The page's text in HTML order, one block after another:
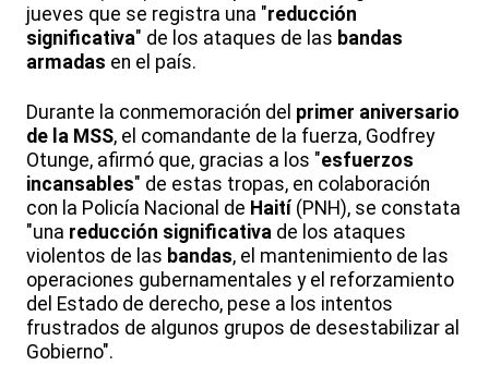
jueves que se registra una "reducción
significativa" de los ataques de las bandas
armadas en el país.
Durante la conmemoración del primer aniversario
de la MSS, el comandante de la fuerza, Godfrey
Otunge, afirmó que, gracias a los "esfuerzos
incansables" de estas tropas, en colaboración
con la Policía Nacional de Haití (PNH), se constata
"una reducción significativa de los ataques
violentos de las bandas, el mantenimiento de las
operaciones gubernamentales y el reforzamiento
del Estado de derecho, pese a los intentos
frustrados de algunos grupos de desestabilizar al
Gobierno".